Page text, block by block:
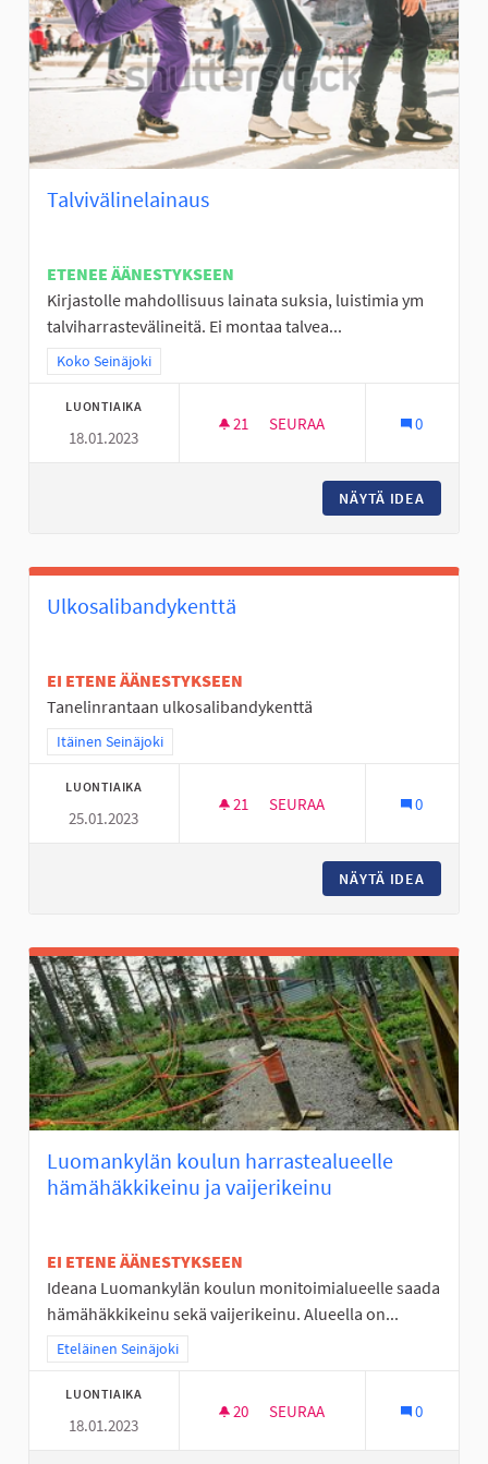
Talvivälinelainaus
ETENEE ÄÄNESTYKSEEN
Kirjastolle mahdollisuus lainata suksia, luistimia ym
talviharrastevälineitä. Ei montaa talvea...
Rajaa tulokset teeman mukaan: Koko Seinäjoki
Koko Seinäjoki
LUONTIAIKA
18.01.2023
21 21 SEURAAJAA
SEURAA 0
NÄYTÄ IDEA
Ulkosalibandykenttä
EI ETENE ÄÄNESTYKSEEN
Tanelinrantaan ulkosalibandykenttä
Rajaa tulokset teeman mukaan: Itäinen Seinäjoki
Itäinen Seinäjoki
LUONTIAIKA
25.01.2023
21 21 SEURAAJAA
SEURAA 0
NÄYTÄ IDEA
Luomankylän koulun harrastealueelle
hämähäkkikeinu ja vaijerikeinu
EI ETENE ÄÄNESTYKSEEN
Ideana Luomankylän koulun monitoimialueelle saada
hämähäkkikeinu sekä vaijerikeinu. Alueella on...
Rajaa tulokset teeman mukaan: Eteläinen Seinäjoki
Eteläinen Seinäjoki
LUONTIAIKA
18.01.2023
20 20 SEURAAJAA
SEURAA 0